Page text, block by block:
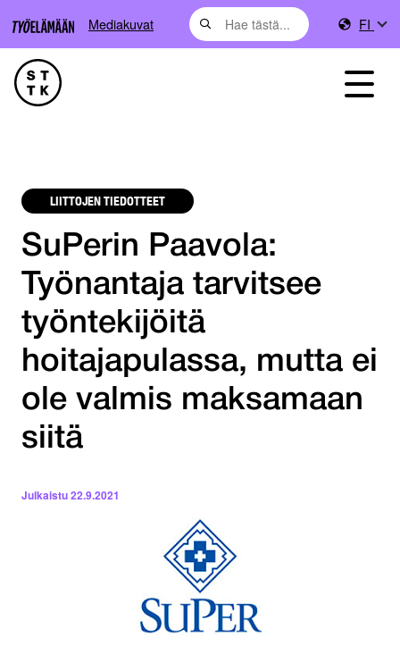
Mediakuvat FI
LIITTOJEN TIEDOTTEET
SuPerin Paavola:
Työnantaja tarvitsee
työntekijöitä
hoitajapulassa, mutta ei
ole valmis maksamaan
siitä
Julkaistu22.9.2021